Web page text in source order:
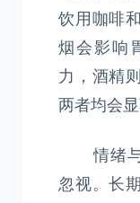
饮用咖啡
烟会影响
力，酒精
两者均会
情绪与
忽视。长